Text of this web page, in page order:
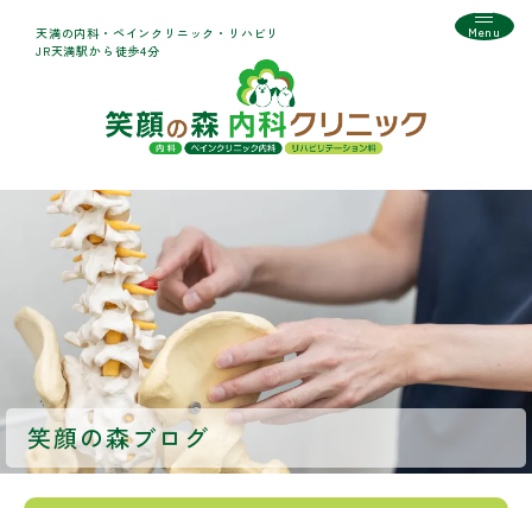
天満の内科・ペインクリニック・リハビリ
JR天満駅から徒歩4分
Menu
笑顔の森ブログ